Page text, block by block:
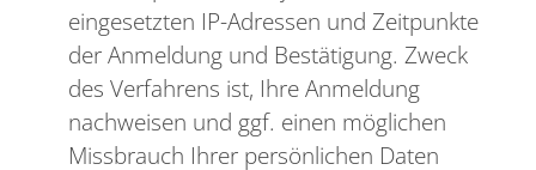
eingesetzten IP-Adressen und Zeitpunkte
der Anmeldung und Bestätigung. Zweck
des Verfahrens ist, Ihre Anmeldung
nachweisen und ggf. einen möglichen
Missbrauch Ihrer persönlichen Daten